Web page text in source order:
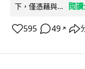
下，僅憑藉與...
閱
595 49 ↗